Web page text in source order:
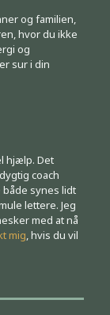
og familien,
hvor du ikke
og
sur i din
hjælp. Det
coach
synes lidt
lettere. Jeg
med at nå
mig, hvis du vil